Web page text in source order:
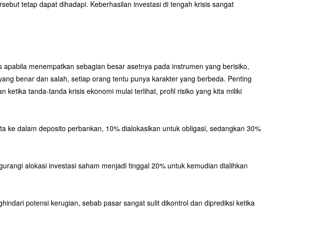
tetap dapat dihadapi. Keberhasilan investasi di tengah krisis sangat
menempatkan sebagian besar asetnya pada instrumen yang berisiko,
benar dan salah, setiap orang tentu punya karakter yang berbeda. Penting
ketika tanda-tanda krisis ekonomi mulai terlihat, profil risiko yang kita miliki
ke dalam deposito perbankan, 10% dialokasikan untuk obligasi, sedangkan 30%
alokasi investasi saham menjadi tinggal 20% untuk kemudian dialihkan
potensi kerugian, sebab pasar sangat sulit dikontrol dan diprediksi ketika